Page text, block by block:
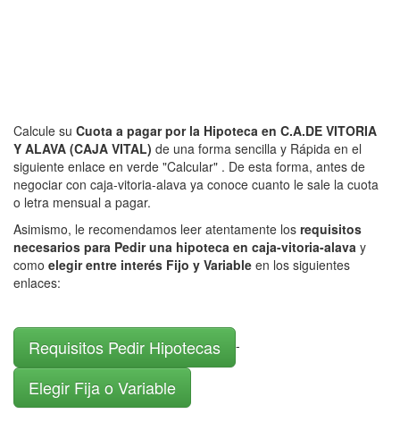
Calcule su Cuota a pagar por la Hipoteca en C.A.DE VITORIA
Y ALAVA (CAJA VITAL) de una forma sencilla y Rápida en el
siguiente enlace en verde "Calcular" . De esta forma, antes de
negociar con caja-vitoria-alava ya conoce cuanto le sale la cuota
o letra mensual a pagar.
Asimismo, le recomendamos leer atentamente los requisitos
necesarios para Pedir una hipoteca en caja-vitoria-alava y
como elegir entre interés Fijo y Variable en los siguientes
enlaces:
Requisitos Pedir Hipotecas -
Elegir Fija o Variable